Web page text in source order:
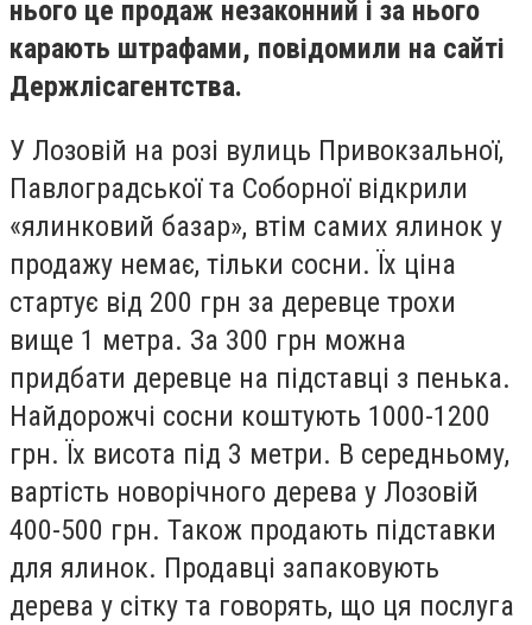
нього це продаж незаконний і за нього
карають штрафами, повідомили на сайті
Держлісагентства.
У Лозовій на розі вулиць Привокзальної,
Павлоградської та Соборної відкрили
«ялинковий базар», втім самих ялинок у
продажу немає, тільки сосни. Їх ціна
стартує від 200 грн за деревце трохи
вище 1 метра. За 300 грн можна
придбати деревце на підставці з пенька.
Найдорожчі сосни коштують 1000-1200
грн. Їх висота під 3 метри. В середньому,
вартість новорічного дерева у Лозовій
400-500 грн. Також продають підставки
для ялинок. Продавці запаковують
дерева у сітку та говорять, що ця послуга